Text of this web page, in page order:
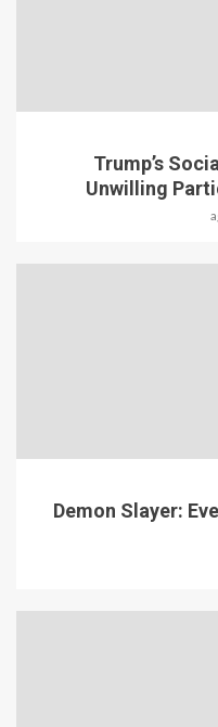
Trump’s
Unwilling
Demon Slayer: